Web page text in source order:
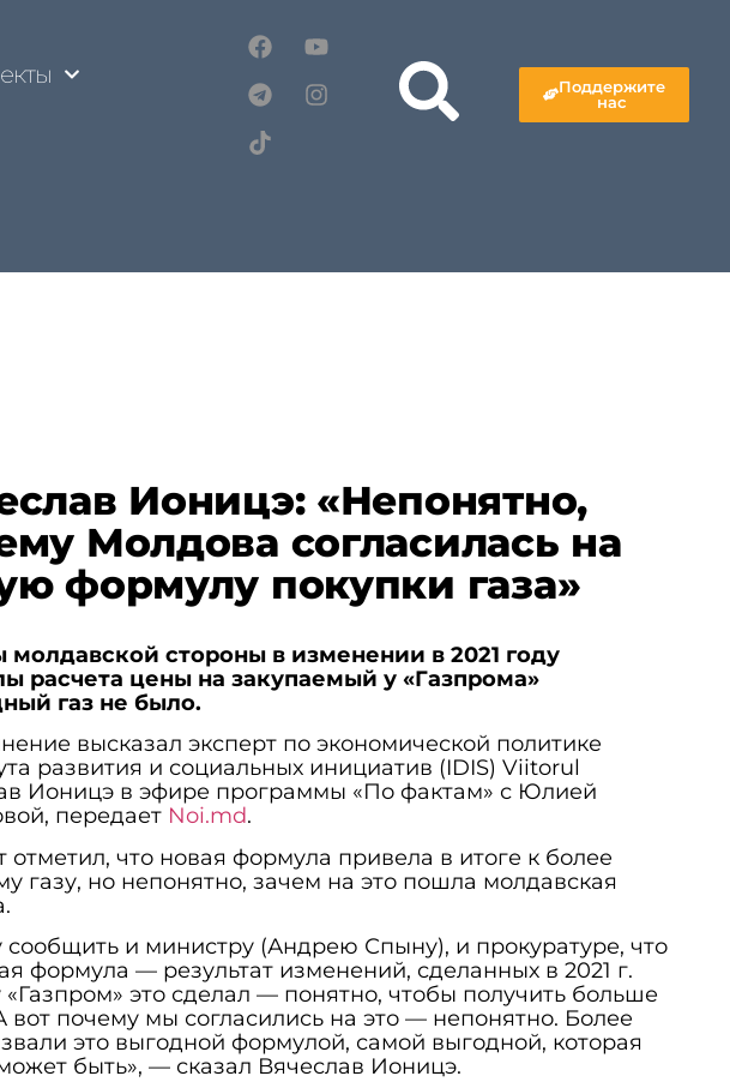
Поддержите
нас
Ионицэ: «Непонятно,
Молдова согласилась на
формулу покупки газа»
молдавской стороны в изменении в 2021 году
расчета цены на закупаемый у «Газпрома»
газ не было.
высказал эксперт по экономической политике
развития и социальных инициатив (IDIS) Viitorul
Ионицэ в эфире программы «По фактам» с Юлией
передает Noi.md.
отметил, что новая формула привела в итоге к более
газу, но непонятно, зачем на это пошла молдавская
сообщить и министру (Андрею Спыну), и прокуратуре, что
формула — результат изменений, сделанных в 2021 г.
это сделал — понятно, чтобы получить больше
вот почему мы согласились на это — непонятно. Более
это выгодной формулой, самой выгодной, которая
быть», — сказал Вячеслав Ионицэ.